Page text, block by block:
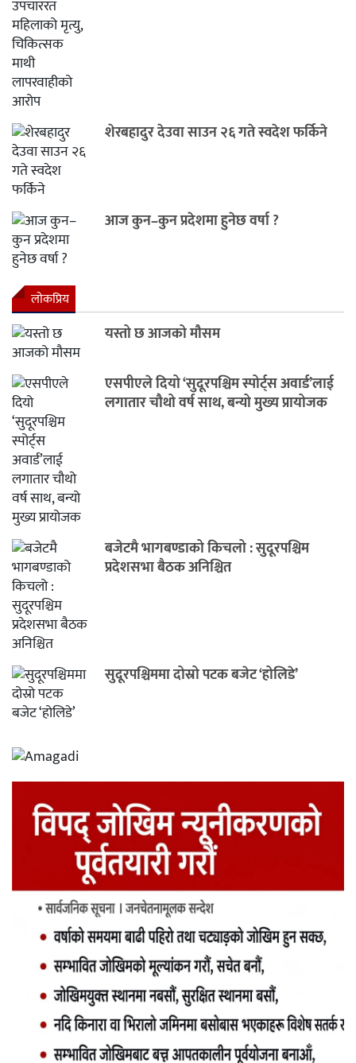
शेरबहादुर देउवा साउन २६ गते स्वदेश फर्किने
आज कुन–कुन प्रदेशमा हुनेछ वर्षा ?
लाेकप्रिय
यस्तो छ आजको मौसम
एसपीएले दियो ‘सुदूरपश्चिम स्पोर्ट्स अवार्ड’लाई
लगातार चौथो वर्ष साथ, बन्यो मुख्य प्रायोजक
बजेटमै भागबण्डाको किचलो : सुदूरपश्चिम
प्रदेशसभा बैठक अनिश्चित
सुदूरपश्चिममा दोस्रो पटक बजेट ‘होलिडे’